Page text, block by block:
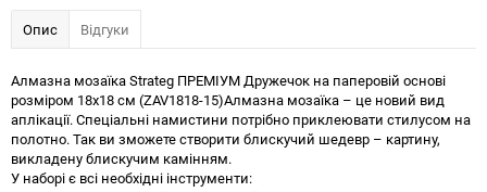
Опис Відгуки
Алмазна мозаїка Strateg ПРЕМІУМ Дружечок на паперовій основі
розміром 18х18 см (ZAV1818-15)Алмазна мозаїка – це новий вид
аплікації. Спеціальні намистини потрібно приклеювати стилусом на
полотно. Так ви зможете створити блискучий шедевр – картину,
викладену блискучим камінням.
У наборі є всі необхідні інструменти: